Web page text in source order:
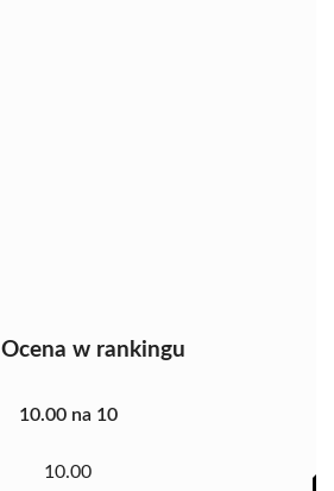
Ocena w rankingu
10.00 na 10
10.00